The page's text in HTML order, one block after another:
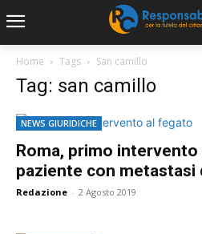
Home Tags San camillo
Tag: san camillo
NEWS GIURIDICHE
Roma, primo
paziente con metastasi
Redazione - 2 Agosto 2019